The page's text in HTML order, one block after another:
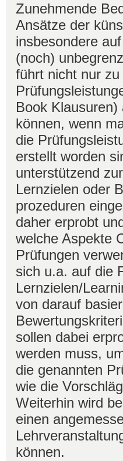
Zunehmende
Ansätze der
insbesondere
(noch)
führt nicht nur
Book
können, wenn
die
erstellt worden
unterstützend
Lernzielen oder
prozeduren
daher erprobt
welche Aspekte
Prüfungen
sich u.a. auf die
Lernzielen/
von darauf
sollen dabei
werden muss,
die genannten
wie die
Weiterhin wird
einen
können.